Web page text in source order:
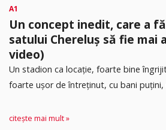
A1
Un concept inedit, care a
satului Chereluș să fie mai
video)
Un stadion ca locație, foarte bine
foarte ușor de întreținut, cu bani puțini,
citește mai mult »